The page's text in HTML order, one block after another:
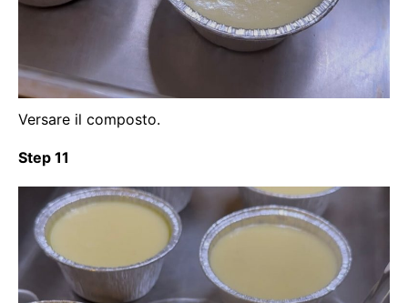
Versare il composto.
Step 11